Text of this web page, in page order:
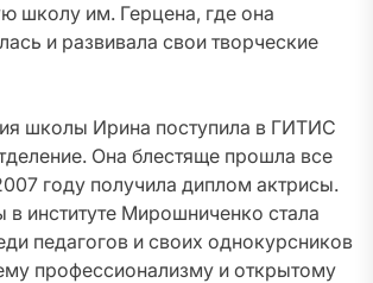
школу им. Герцена, где она
и развивала свои творческие
школы Ирина поступила в ГИТИС
Она блестяще прошла все
году получила диплом актрисы.
институте Мирошниченко стала
педагогов и своих однокурсников
профессионализму и открытому